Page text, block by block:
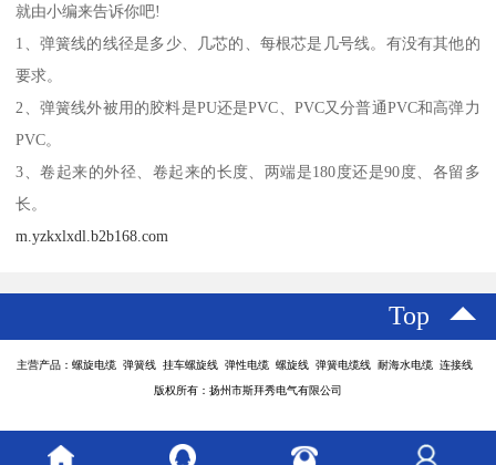
就由小编来告诉你吧!
1、弹簧线的线径是多少、几芯的、每根芯是几号线。有没有其他的
要求。
2、弹簧线外被用的胶料是PU还是PVC、PVC又分普通PVC和高弹力
PVC。
3、卷起来的外径、卷起来的长度、两端是180度还是90度、各留多
长。
m.yzkxlxdl.b2b168.com
Top
主营产品：螺旋电缆 弹簧线 挂车螺旋线 弹性电缆 螺旋线 弹簧电缆线 耐海水电缆 连接线
版权所有：扬州市斯拜秀电气有限公司